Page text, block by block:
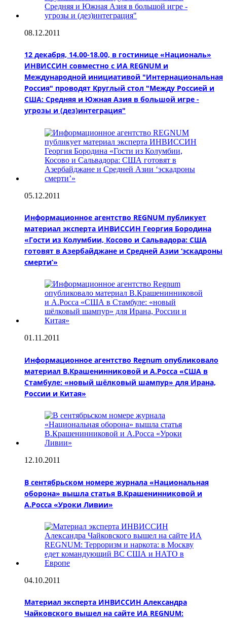
08.12.2011
12 декабря, 14.00-18.00, в гостинице «Националь»
ИНВИССИН совместно с ИА REGNUM и
Международной инициативой "Интернациональная
Россия" проводят Круглый стол "Между Россией и
США: Средняя и Южная Азия в большой игре -
угрозы и (дез)интеграция"
05.12.2011
Информационное агентство REGNUM публикует
материал эксперта ИНВИССИН Георгия Бородина
«Гости из Колумбии, Косово и Сальвадора: США
готовят в Азербайджане и Средней Азии ‘эскадроны
смерти’»
01.11.2011
Информационное агентство Regnum опубликовало
материал В.Крашенинниковой и А.Росса «США в
Стамбуле: «новый шёлковый шампур» для Ирана,
России и Китая»
12.10.2011
В сентябрьском номере журнала «Национальная
оборона» вышла статья В.Крашенинниковой и
А.Росса «Уроки Ливии»
04.10.2011
Материал эксперта ИНВИССИН Александра
Чайковского вышел на сайте ИА REGNUM: